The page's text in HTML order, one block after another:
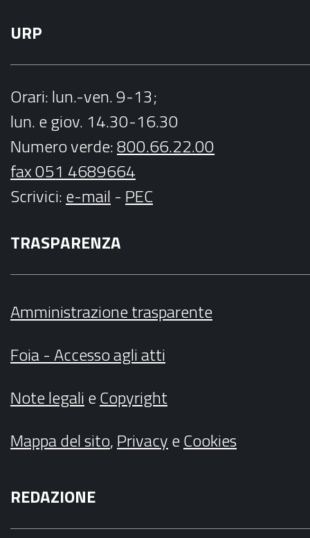
URP
Orari: lun.-ven. 9-13;
lun. e giov. 14.30-16.30
Numero verde:800.66.22.00
fax 051 4689664
Scrivici:e-mail - PEC
TRASPARENZA
Amministrazione trasparente
Foia - Accesso agli atti
Note legalieCopyright
Mappa del sito,PrivacyeCookies
REDAZIONE